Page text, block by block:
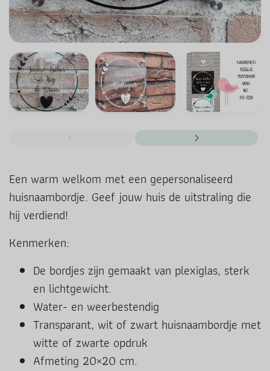
Een warm welkom met een gepersonaliseerd
huisnaambordje. Geef jouw huis de uitstraling die
hij verdiend!
Kenmerken:
De bordjes zijn gemaakt van plexiglas, sterk
en lichtgewicht.
Water- en weerbestendig
Transparant, wit of zwart huisnaambordje met
witte of zwarte opdruk
Afmeting 20×20 cm.